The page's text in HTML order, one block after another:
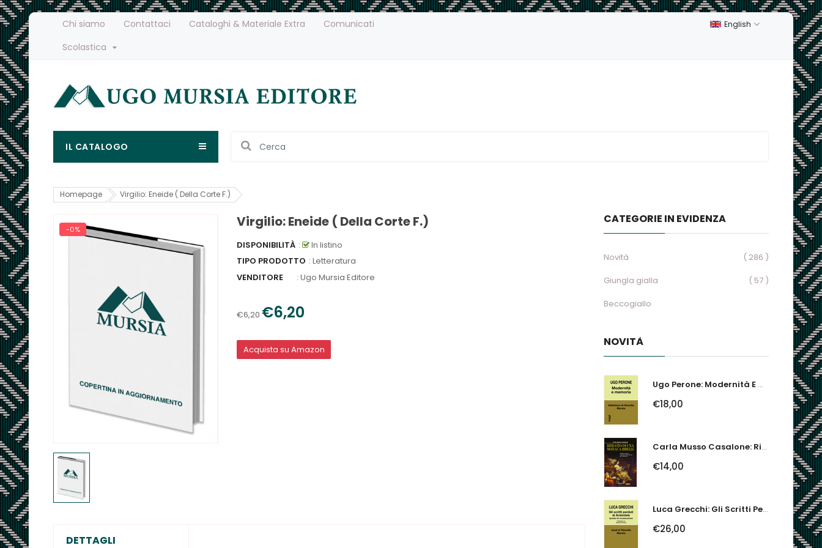
Chi siamo Contattaci Cataloghi & Materiale Extra
Comunicati
Scolastica
English
IL CATALOGO
Homepage Virgilio: Eneide ( Della Corte F.)
-0% Virgilio: Eneide ( Della Corte F.)
DISPONIBILITÀ :
In listino
TIPO PRODOTTO : Letteratura
VENDITORE
: Ugo Mursia Editore
€6,20 €6,20
Acquista su Amazon
DETTAGLI
CATEGORIE IN EVIDENZA
Novità
( 286 )
Giungla gialla
( 57 )
Beccogiallo
NOVITÀ
Ugo Perone: Modernità E Memoria
€18,00
Carla Musso Casalone: Ritratto Di Una Monaca Ribelle. Brigida Franzone,...
€14,00
Luca Grecchi: Gli Scritti Perduti Di Aristotele. Ipotesi Di Ricostruzione
€26,00